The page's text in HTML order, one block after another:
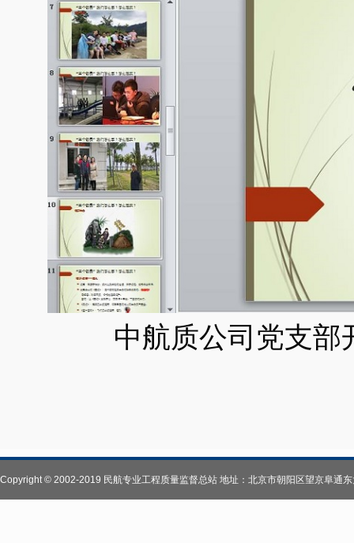
中航质公司党支部
Copyright © 2002-2019 民航专业工程质量监督总站 地址：北京市朝阳区望京阜通